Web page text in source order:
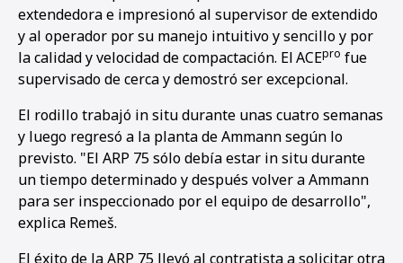
extendedora e impresionó al supervisor de extendido
y al operador por su manejo intuitivo y sencillo y por
la calidad y velocidad de compactación. ElACEpro fue
supervisado de cerca y demostró ser excepcional.
El rodillo trabajó in situ durante unas cuatro semanas
y luego regresó a la planta de Ammann según lo
previsto. "El ARP 75 sólo debía estar in situ durante
un tiempo determinado y después volver a Ammann
para ser inspeccionado por el equipo de desarrollo",
explica Remeš.
El éxito de la ARP 75 llevó al contratista a solicitar otra